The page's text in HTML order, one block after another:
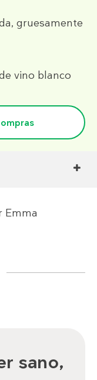
gruesamente
vino blanco
Emma
sano,